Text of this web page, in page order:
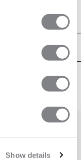
Show details